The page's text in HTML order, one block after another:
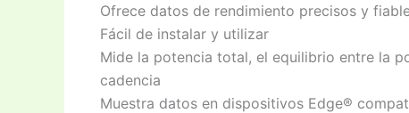
Ofrece datos de rendimiento precisos y
Fácil de instalar y utilizar
Mide la potencia total, el equilibrio entre la
cadencia
Muestra datos en dispositivos Edge®